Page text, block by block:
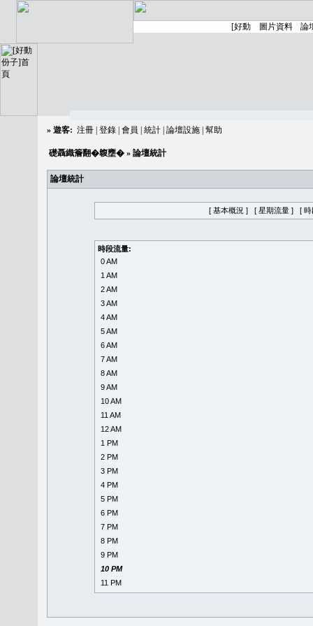
» 遊客: 注冊 登錄 會員 統計 論壇設施 幫助
礎聶織簷翻�䪖壅� » 論壇統計
論壇統計
[ 基本概況 ] [ 星期流量 ] [ 時
時段流量:
0 AM
1 AM
2 AM
3 AM
4 AM
5 AM
6 AM
7 AM
8 AM
9 AM
10 AM
11 AM
12 AM
1 PM
2 PM
3 PM
4 PM
5 PM
6 PM
7 PM
8 PM
9 PM
10 PM
11 PM